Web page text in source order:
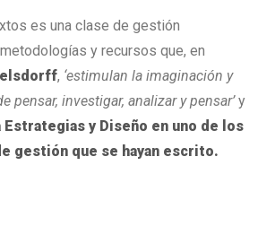
es una clase de gestión
y recursos que, en
, ‘estimulan la imaginación y
pensar, investigar, analizar y pensar’y
y Diseño en uno de los
gestión que se hayan escrito.